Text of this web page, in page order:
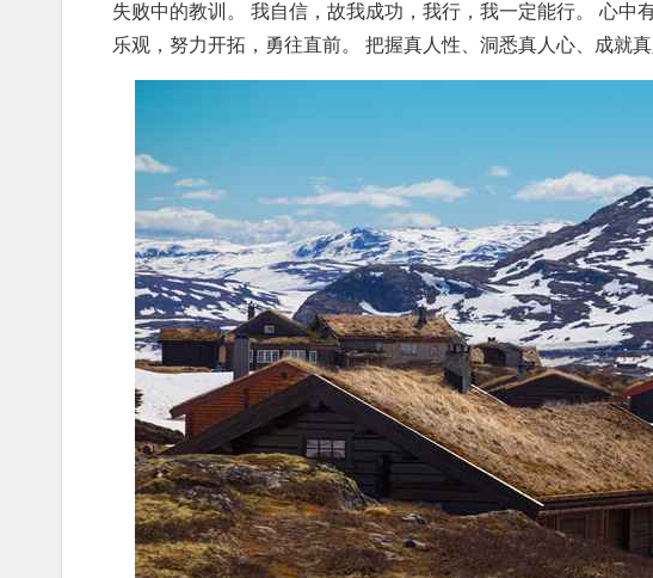
失败中的教训。 我自信，故我成功，我行，我一定能行。 心中
乐观，努力开拓，勇往直前。 把握真人性、洞悉真人心、成就真